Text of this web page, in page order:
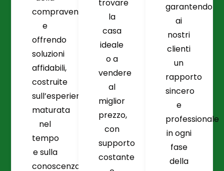
compravendita
e
offrendo
soluzioni
affidabili,
costruite
sull’esperienza
maturata
nel
tempo
e sulla
conoscenza
trovare
la
casa
ideale
o a
vendere
al
miglior
prezzo,
con
supporto
costante
garantendo
ai
nostri
clienti
un
rapporto
sincero
e
professionale
in ogni
fase
della